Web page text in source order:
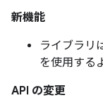
新機能
ライブラリ
を使用する
API の変更